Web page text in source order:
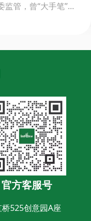
下一篇: 南水北调集团划转至国资委监管，曾“大手笔”投资成立智慧水务公司
官方客服号
525创意园A座